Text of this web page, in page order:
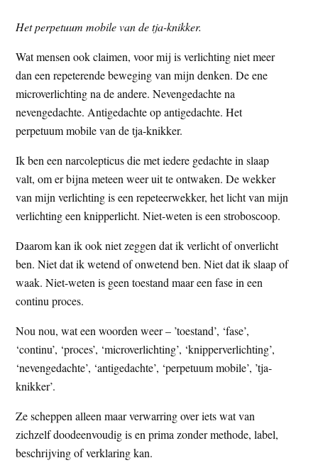
e
Het perpetuum mobile van de tja-knikker.
Wat mensen ook claimen, voor mij is verlichting niet meer
dan een repeterende beweging van mijn denken. De ene
microverlichting na de andere. Nevengedachte na
nevengedachte. Antigedachte op antigedachte. Het
perpetuum mobile van de tja-knikker.
Ik ben een narcolepticus die met iedere gedachte in slaap
valt, om er bijna meteen weer uit te ontwaken. De wekker
van mijn verlichting is een repeteerwekker, het licht van mijn
verlichting een knipperlicht. Niet-weten is een stroboscoop.
Daarom kan ik ook niet zeggen dat ik verlicht of onverlicht
ben. Niet dat ik wetend of onwetend ben. Niet dat ik slaap of
waak. Niet-weten is geen toestand maar een fase in een
continu proces.
Nou nou, wat een woorden weer – ’toestand’, ‘fase’,
‘continu’, ‘proces’, ‘microverlichting’, ‘knipperverlichting’,
‘nevengedachte’, ‘antigedachte’, ‘perpetuum mobile’, ’tja-
knikker’.
Ze scheppen alleen maar verwarring over iets wat van
zichzelf doodeenvoudig is en prima zonder methode, label,
beschrijving of verklaring kan.